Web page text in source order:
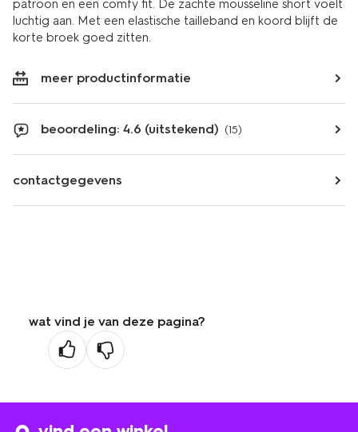
patroon en een comfy fit. De zachte mousseline short voelt
luchtig aan. Met een elastische tailleband en koord blijft de
korte broek goed zitten.
meer productinformatie
beoordeling: 4.6 (uitstekend) (15)
contactgegevens
wat vind je van deze pagina?